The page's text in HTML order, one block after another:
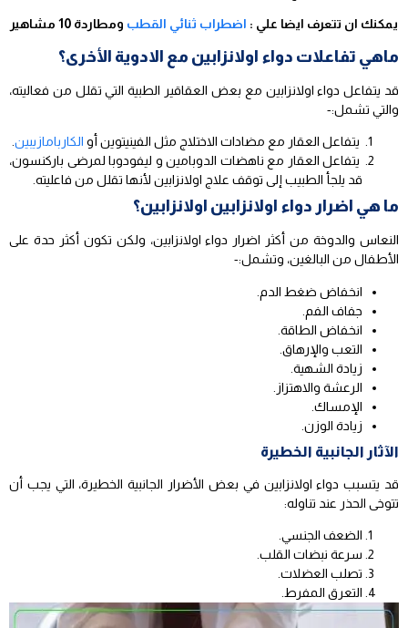
يمكنك ان تتعرف ايضا علي : اضطراب ثنائي القطب ومطاردة 10 مشاهير
ماهي تفاعلات دواء اولانزابين مع الادوية الأخرى؟
قد يتفاعل دواء اولانزابين مع بعض العقاقير الطبية التي تقلل من فعاليته،
والتي تشمل:-
يتفاعل العقار مع مضادات الاختلاج مثل الفينيتوين أو الكاربامازيبين
يتفاعل العقار مع ناهضات الدوبامين و ليفودوبا لمرضى باركنسون،
قد يلجأ الطبيب إلى توقف علاج اولانزابين لأنها تقلل من فاعليته.
ما هي اضرار دواء اولانزابين اولانزابين؟
النعاس والدوخة من أكثر اضرار دواء اولانزابين، ولكن تكون أكثر حدة على
الأطفال من البالغين، وتشمل:-
انخفاض ضغط الدم.
جفاف الفم.
انخفاض الطاقة.
التعب والإرهاق.
زيادة الشهية.
الرعشة والاهتزاز.
الإمساك.
زيادة الوزن.
الآثار الجانبية الخطيرة
قد يتسبب دواء اولانزابين في بعض الأضرار الجانبية الخطيرة، التي يجب أن
تتوخى الحذر عند تناوله:
الضعف الجنسي.
سرعة نبضات القلب.
تصلب العضلات.
التعرق المفرط.